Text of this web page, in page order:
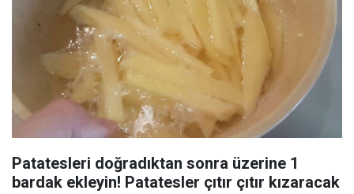
Patatesleri doğradıktan sonra üzerine 1
bardak ekleyin! Patatesler çıtır çıtır kızaracak